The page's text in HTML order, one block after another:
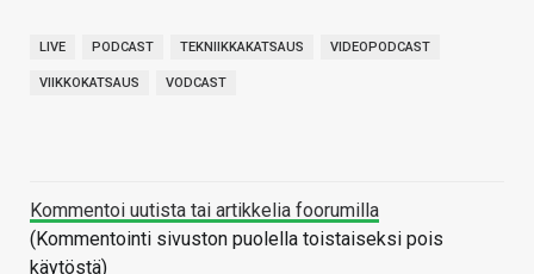
LIVE PODCAST TEKNIIKKAKATSAUS VIDEOPODCAST
VIIKKOKATSAUS VODCAST
Kommentoi uutista tai artikkelia foorumilla
(Kommentointi sivuston puolella toistaiseksi pois
käytöstä)